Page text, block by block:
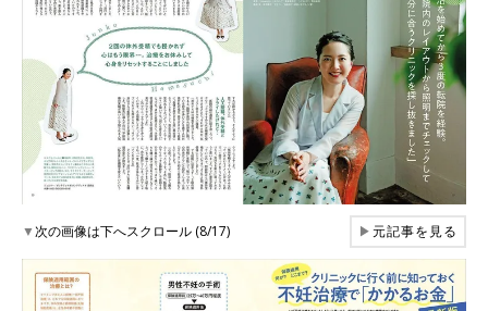
▼次の画像は下へスクロール (8/17) ▶元記事を見る